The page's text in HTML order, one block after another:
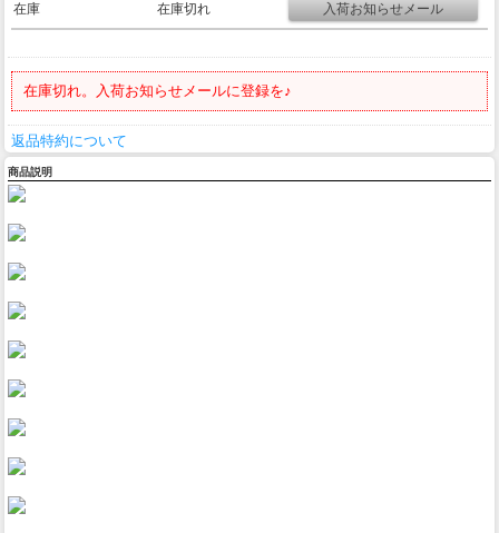
在庫 在庫切れ
在庫切れ。入荷お知らせメールに登録を♪
返品特約について
商品説明